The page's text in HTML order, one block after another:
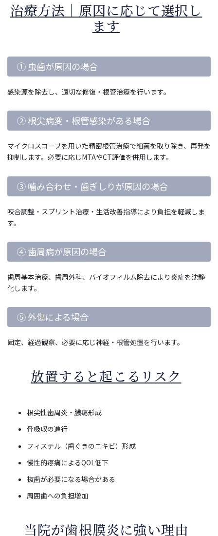
治療方法｜原因に応じて選択し
ます
① 虫歯が原因の場合
感染源を除去し、適切な修復・根管治療を行います。
② 根尖病変・根管感染がある場合
マイクロスコープを用いた精密根管治療で細菌を取り除き、再発を
抑制します。必要に応じMTAやCT評価を併用します。
③ 噛み合わせ・歯ぎしりが原因の場合
咬合調整・スプリント治療・生活改善指導により負担を軽減しま
す。
④ 歯周病が原因の場合
歯周基本治療、歯周外科、バイオフィルム除去により炎症を沈静
化します。
⑤ 外傷による場合
固定、経過観察、必要に応じ神経・根管処置を行います。
放置すると起こるリスク
根尖性歯周炎・膿瘍形成
骨吸収の進行
フィステル（歯ぐきのニキビ）形成
慢性的疼痛によるQOL低下
抜歯が必要になる場合がある
周囲歯への負担増加
当院が歯根膜炎に強い理由